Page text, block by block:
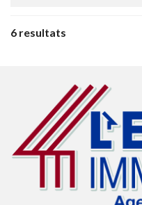
6 resultats